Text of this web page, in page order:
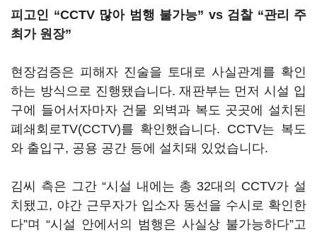
피고인 “CCTV 많아 범행 불가능” vs 검찰 “관리 주
최가 원장”
현장검증은 피해자 진술을 토대로 사실관계를 확인
하는 방식으로 진행됐습니다. 재판부는 먼저 시설 입
구에 들어서자마자 건물 외벽과 복도 곳곳에 설치된
폐쇄회로TV(CCTV)를 확인했습니다. CCTV는 복도
와 출입구, 공용 공간 등에 설치돼 있었습니다.
김씨 측은 그간 “시설 내에는 총 32대의 CCTV가 설
치됐고, 야간 근무자가 입소자 동선을 수시로 확인한
다”며 “시설 안에서의 범행은 사실상 불가능하다”고